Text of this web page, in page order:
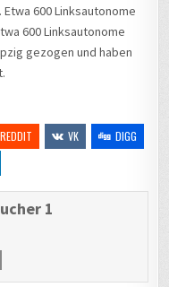
600 Linksautonome
600 Linksautonome
gezogen und haben
REDDIT VK
DIGG
1